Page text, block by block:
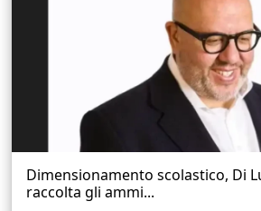
Dimensionamento scolastico, Di
raccolta gli ammi...